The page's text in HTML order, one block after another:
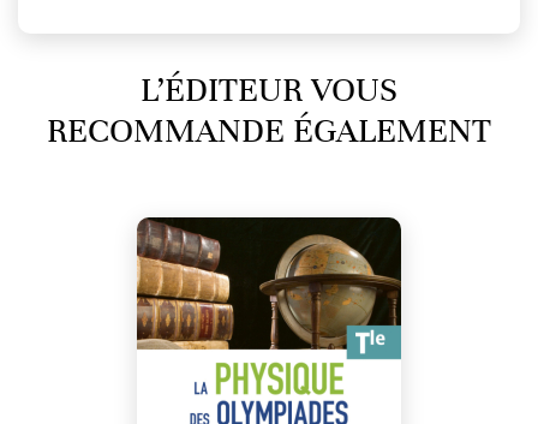
L’ÉDITEUR VOUS
RECOMMANDE ÉGALEMENT